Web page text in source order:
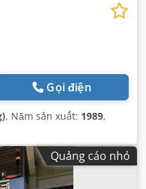
Gọi điện
, Năm sản xuất: 1989,
Quảng cáo nhỏ